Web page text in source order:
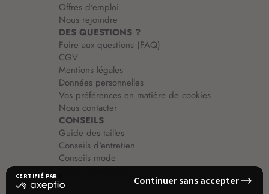
Offres d'emploi
Nous rejoindre
DES QUESTIONS ?
Foire aux questions (FAQ)
CGV
Mentions légales
Données personnelles
Vos préférences en matière de cookies
Nous contacter
CONSEILS
Guide des tailles
Conseils d'entretien
Conseils mode
Guide vêtements